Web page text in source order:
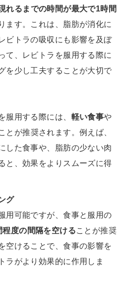
れるまでの時間が最大で1時間
ます。これは、脂肪が消化に
ビトラの吸収にも影響を及ぼ
て、レビトラを服用する際に
を少し工夫することが大切で
服用する際には、 軽い食事や
とが推奨されます。例えば、
した食事や、脂肪の少ない肉
と、効果をよりスムーズに得
グ
用可能ですが、食事と服用の
度の間隔を空けることが推奨
空けることで、食事の影響を
ラがより効果的に作用しま